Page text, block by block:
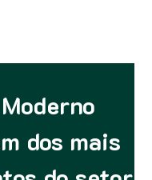
dos mais